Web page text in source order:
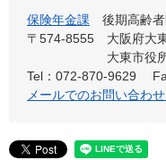
保険年金課
後期高齢
〒574-8555
大阪府大
大東市役
Tel：072-870-9629
メールでのお問い合わ